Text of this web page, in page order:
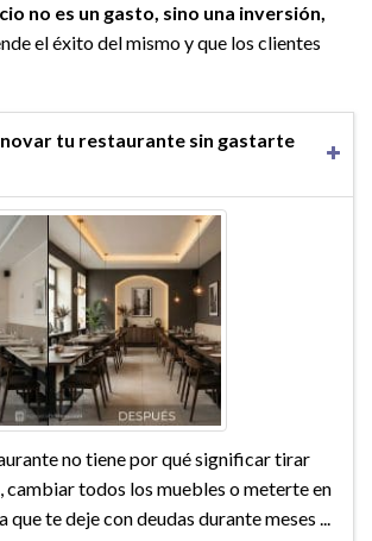
no es un gasto, sino una inversión,
el éxito del mismo y que los clientes
tu restaurante sin gastarte
no tiene por qué significar tirar
cambiar todos los muebles o meterte en
que te deje con deudas durante meses ...